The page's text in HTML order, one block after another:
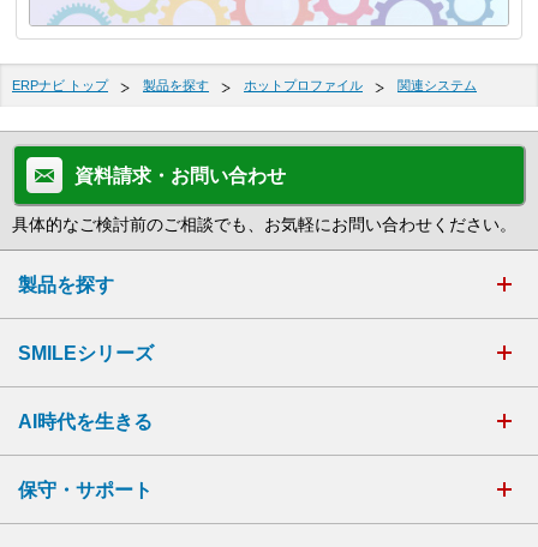
ERPナビ トップ 製品を探す ホットプロファイル 関連システム
資料請求・お問い合わせ
具体的なご検討前のご相談でも、お気軽にお問い合わせください。
製品を探す
SMILEシリーズ
AI時代を生きる
保守・サポート